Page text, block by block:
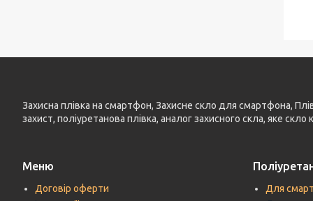
Захисна плівка на смартфон, Захисне скло для смартфона,
захист, поліуретанова плівка, аналог захисного скла, яке
Меню
Договір оферти
Для